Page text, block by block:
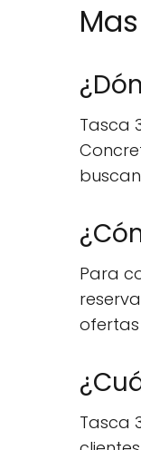
Tasca
Para
ofertas
Tasca